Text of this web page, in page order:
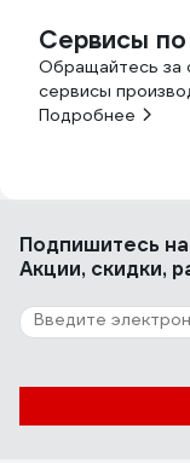
Сервисы
Обращайтесь за
сервисы
Подробнее
Подпишитесь
Акции, скидки,